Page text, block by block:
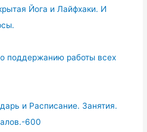
Йога и Лайфхаки. И
поддержанию работы всех
и Расписание. Занятия.
600